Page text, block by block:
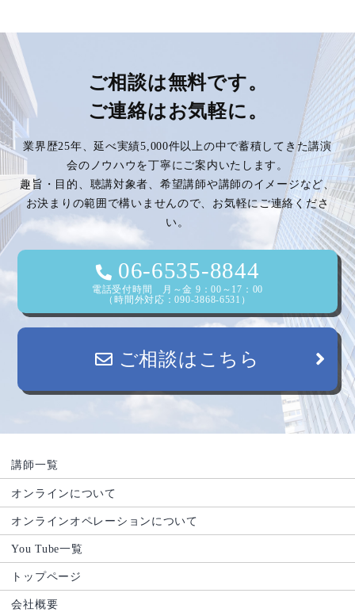
ナ
ビ
ゲ
ー
シ
ョ
ン
ご相談は無料です。
ご連絡はお気軽に。
業界歴25年、延べ実績5,000件以上の中で蓄積してきた講演
会のノウハウを丁寧にご案内いたします。
趣旨・目的、聴講対象者、希望講師や講師のイメージなど、
お決まりの範囲で構いませんので、お気軽にご連絡くださ
い。
06-6535-8844
電話受付時間 月～金 9：00～17：00
（時間外対応：090-3868-6531）
ご相談はこちら
講師一覧
オンラインについて
オンラインオペレーションについて
You Tube一覧
トップページ
会社概要